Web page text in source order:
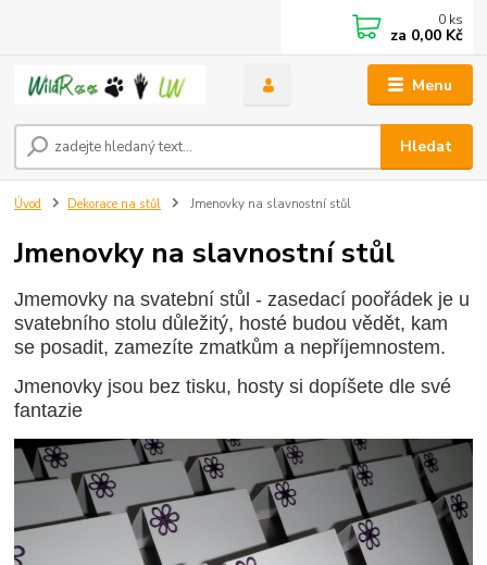
Menu
Hledat
0 ks
za 0,00 Kč
Úvod Dekorace na stůl Jmenovky na slavnostní stůl
Jmenovky na slavnostní stůl
Jmemovky na svatební stůl - zasedací poořádek je u
svatebního stolu důležitý, hosté budou vědět, kam
se posadit, zamezíte zmatkům a nepříjemnostem.
Jmenovky jsou bez tisku, hosty si dopíšete dle své
fantazie